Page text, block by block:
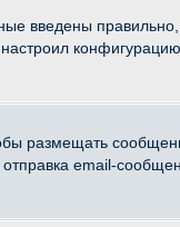
введены правильно,
размещать
email-